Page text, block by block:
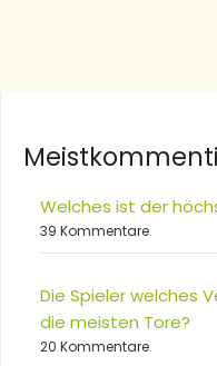
Welches ist der
39 Kommentare
Die Spieler welches
die meisten Tore?
20 Kommentare